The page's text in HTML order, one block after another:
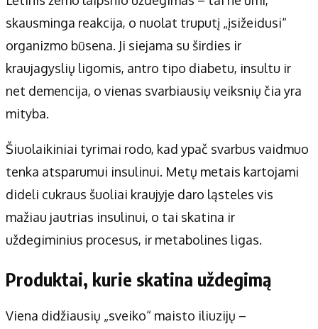
Apie mus
Autoriai
Kontaktai
Privatumo politika
Redakcijos politika
Receptai
skausminga reakcija, o nuolat truputį „įsižeidusi“
organizmo būsena. Ji siejama su širdies ir
kraujagyslių ligomis, antro tipo diabetu, insultu ir
net demencija, o vienas svarbiausių veiksnių čia yra
mityba.
Šiuolaikiniai tyrimai rodo, kad ypač svarbus vaidmuo
tenka atsparumui insulinui. Metų metais kartojami
dideli cukraus šuoliai kraujyje daro ląsteles vis
mažiau jautrias insulinui, o tai skatina ir
uždegiminius procesus, ir metabolines ligas.
Produktai, kurie skatina uždegimą
Viena didžiausių „sveiko“ maisto iliuzijų –